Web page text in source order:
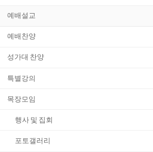
예배설교
예배찬양
성가대 찬양
특별강의
목장모임
행사 및 집회
포토갤러리